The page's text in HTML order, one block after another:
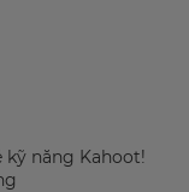
kỹ năng Kahoot!